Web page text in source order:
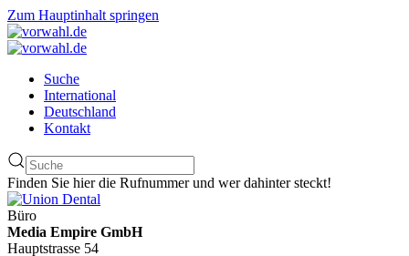
Zum Hauptinhalt springen
Suche
International
Deutschland
Kontakt
Finden Sie hier die Rufnummer und wer dahinter steckt!
Büro
Media Empire GmbH
Hauptstrasse 54